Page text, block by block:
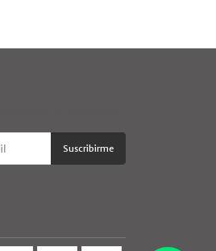
Suscribirme